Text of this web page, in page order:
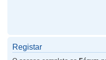
Registar